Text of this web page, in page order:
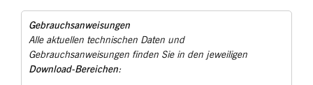
Gebrauchsanweisungen
Alle aktuellen technischen Daten und
Gebrauchsanweisungen finden Sie in den jeweiligen
Download-Bereichen: